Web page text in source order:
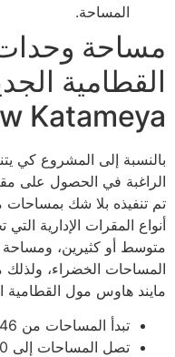
المساحة.
مساحة
Katameya
بالنسبة إلى المشروع كي
الراغبة في الحصول على
تم تنفيذه بلا شك
أنواع المقرات الإدارية
المساحات الخضراء،
مايند هاوس مول القطامية
تبدأ المساحات من 46 متر مربع.
تصل المساحات إلى 230 متر مربع.